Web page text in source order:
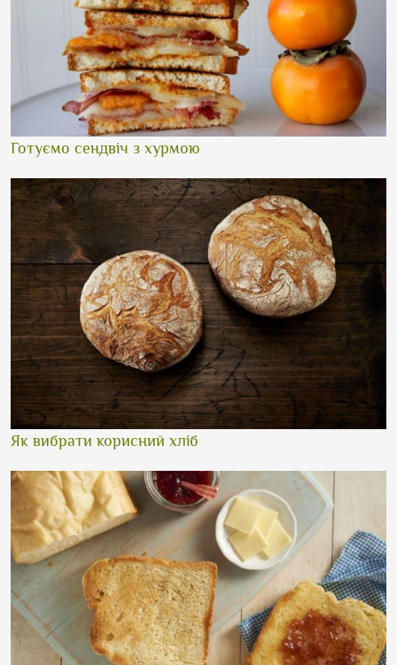
Готуємо сендвіч з хурмою
Як вибрати корисний хліб